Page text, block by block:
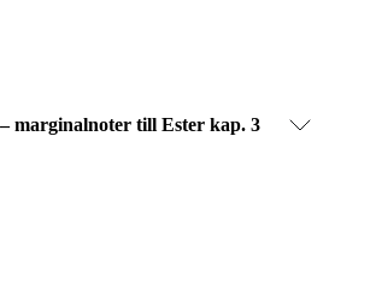
marginalnoter till Ester kap. 3